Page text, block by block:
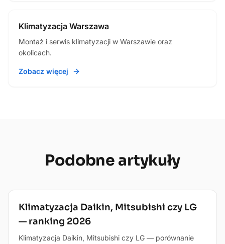
Klimatyzacja Warszawa
Montaż i serwis klimatyzacji w Warszawie oraz
okolicach.
Zobacz więcej
Podobne artykuły
Dom i biuro
Klimatyzacja Daikin, Mitsubishi czy LG
— ranking 2026
Klimatyzacja Daikin, Mitsubishi czy LG — porównanie